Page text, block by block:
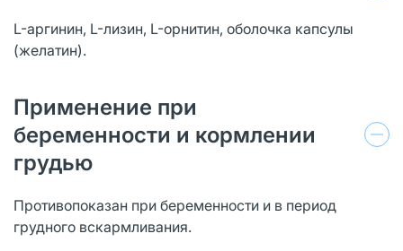
L-аргинин, L-лизин, L-орнитин, оболочка капсулы
(желатин).
Применение при
беременности и кормлении
грудью
Противопоказан при беременности и в период
грудного вскармливания.